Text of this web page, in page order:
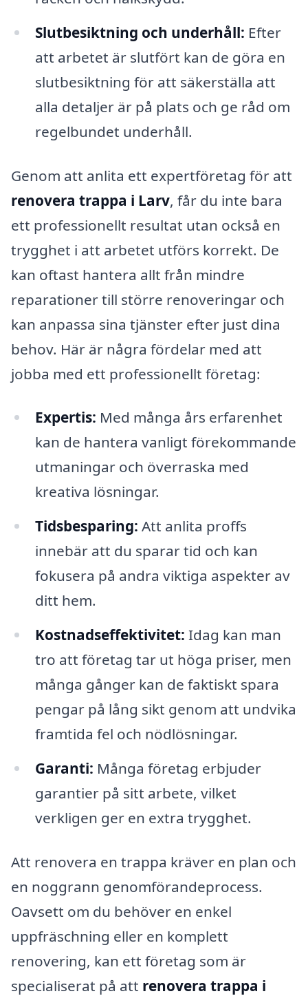
Slutbesiktning och underhåll: Efter
att arbetet är slutfört kan de göra en
slutbesiktning för att säkerställa att
alla detaljer är på plats och ge råd om
regelbundet underhåll.
Genom att anlita ett expertföretag för att
renovera trappa i Larv, får du inte bara
ett professionellt resultat utan också en
trygghet i att arbetet utförs korrekt. De
kan oftast hantera allt från mindre
reparationer till större renoveringar och
kan anpassa sina tjänster efter just dina
behov. Här är några fördelar med att
jobba med ett professionellt företag:
Expertis: Med många års erfarenhet
kan de hantera vanligt förekommande
utmaningar och överraska med
kreativa lösningar.
Tidsbesparing: Att anlita proffs
innebär att du sparar tid och kan
fokusera på andra viktiga aspekter av
ditt hem.
Kostnadseffektivitet: Idag kan man
tro att företag tar ut höga priser, men
många gånger kan de faktiskt spara
pengar på lång sikt genom att undvika
framtida fel och nödlösningar.
Garanti: Många företag erbjuder
garantier på sitt arbete, vilket
verkligen ger en extra trygghet.
Att renovera en trappa kräver en plan och
en noggrann genomförandeprocess.
Oavsett om du behöver en enkel
uppfräschning eller en komplett
renovering, kan ett företag som är
specialiserat på att renovera trappa i